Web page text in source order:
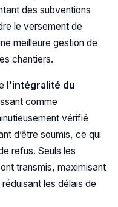
des subventions
le versement de
meilleure gestion de
chantiers.
l’intégralité du
comme
vérifié
d’être soumis, ce qui
refus. Seuls les
transmis, maximisant
les délais de